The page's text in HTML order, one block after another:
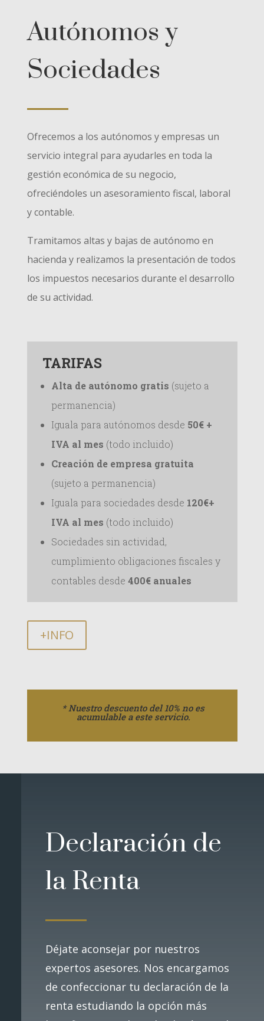
Autónomos y
Sociedades
Ofrecemos a los autónomos y empresas un
servicio integral para ayudarles en toda la
gestión económica de su negocio,
ofreciéndoles un asesoramiento fiscal, laboral
y contable.
Tramitamos altas y bajas de autónomo en
hacienda y realizamos la presentación de todos
los impuestos necesarios durante el desarrollo
de su actividad.
TARIFAS
Alta de autónomo gratis (sujeto a
permanencia)
Iguala para autónomos desde 50€ +
IVA al mes (todo incluido)
Creación de empresa gratuita
(sujeto a permanencia)
Iguala para sociedades desde 120€+
IVA al mes (todo incluido)
Sociedades sin actividad,
cumplimiento obligaciones fiscales y
contables desde 400€ anuales
+INFO
* Nuestro descuento del 10% no es
acumulable a este servicio.
Declaración de
la Renta
Déjate aconsejar por nuestros
expertos asesores. Nos encargamos
de confeccionar tu declaración de la
renta estudiando la opción más